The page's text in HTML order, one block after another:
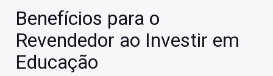
Benefícios para o
Revendedor ao Investir em
Educação